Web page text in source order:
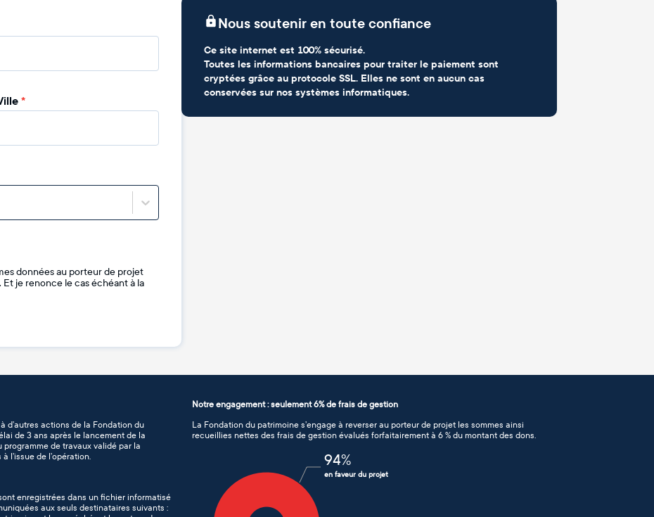
*
données au porteur de projet
je renonce le cas échéant à la
Nous soutenir en toute confiance
Ce site internet est 100% sécurisé.
Toutes les informations bancaires pour traiter le paiement sont
cryptées grâce au protocole SSL. Elles ne sont en aucun cas
conservées sur nos systèmes informatiques.
d’autres actions de la Fondation du
de 3 ans après le lancement de la
programme de travaux validé par la
l’issue de l’opération.
enregistrées dans un fichier informatisé
aux seuls destinataires suivants :
Notre engagement : seulement 6% de frais de gestion
La Fondation du patrimoine s’engage à reverser au porteur de projet les sommes ainsi
recueillies nettes des frais de gestion évalués forfaitairement à 6 % du montant des dons.
94%
en faveur du projet